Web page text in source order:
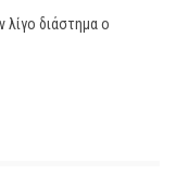
λίγο διάστημα ο